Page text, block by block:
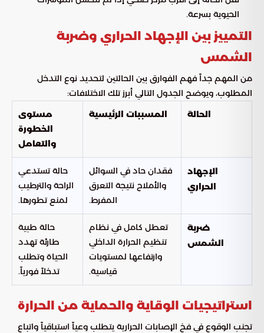
الحيوية بسرعة.
التمييز بين الإجهاد الحراري وضربة
الشمس
من المهم جداً فهم الفوارق بين الحالتين لتحديد نوع التدخل
المطلوب، ويوضح الجدول التالي أبرز تلك الاختلافات:
الحالة
المسببات الرئيسية
مستوى
الخطورة
والتعامل
الإجهاد
الحراري
فقدان حاد في السوائل
والأملاح نتيجة التعرق
المفرط.
حالة تستدعي
الراحة والترطيب
لمنع تطورها.
ضربة
الشمس
تعطل كامل في نظام
تنظيم الحرارة الداخلي
وارتفاعها لمستويات
قياسية.
حالة طبية
طارئة تهدد
الحياة وتطلب
تدخلاً فورياً.
استراتيجيات الوقاية والحماية من الحرارة
تجنب الوقوع في فخ الإصابات الحرارية يتطلب وعياً استباقياً واتباع